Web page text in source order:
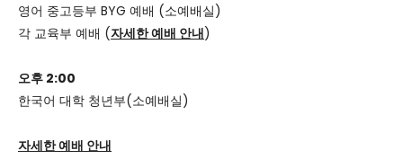
영어 중고등부 BYG 예배 (소예배실)
각 교육부 예배 (자세한 예배 안내)
오후 2:00
한국어 대학 청년부(소예배실)
자세한 예배 안내